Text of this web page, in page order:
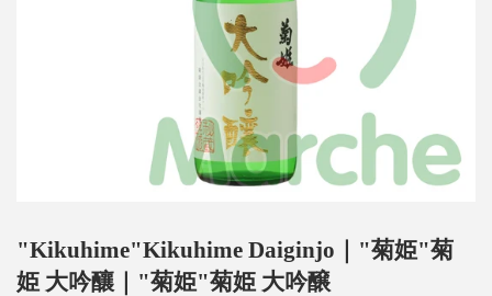
"Kikuhime"Kikuhime Daiginjo｜"菊姫"菊
姫 大吟釀｜"菊姫"菊姫 大吟醸